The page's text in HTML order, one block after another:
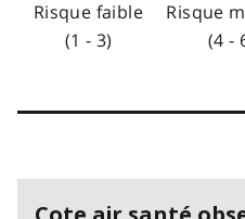
Risque faible
(1 - 3)
Risque
(4 -